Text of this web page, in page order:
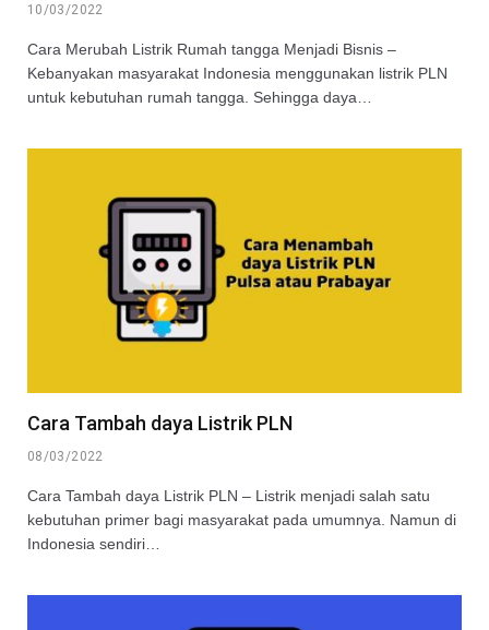
10/03/2022
Cara Merubah Listrik Rumah tangga Menjadi Bisnis –
Kebanyakan masyarakat Indonesia menggunakan listrik PLN
untuk kebutuhan rumah tangga. Sehingga daya…
Cara Tambah daya Listrik PLN
08/03/2022
Cara Tambah daya Listrik PLN – Listrik menjadi salah satu
kebutuhan primer bagi masyarakat pada umumnya. Namun di
Indonesia sendiri…